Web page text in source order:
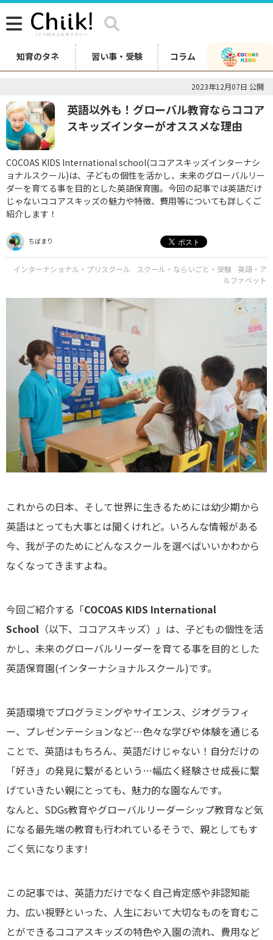
知育のタネ 習い事・受験 コラム
2023年12月07日 公開
英語以外も！グローバル教育ならココア
スキッズインターがオススメな理由
COCOAS KIDS International school(ココアスキッズインターナシ
ョナルスクール)は、子どもの個性を活かし、未来のグローバルリー
ダーを育てる事を目的とした英語保育園。今回の記事では英語だけ
じゃないココアスキッズの魅力や特徴、費用等についても詳しくご
紹介します！
ちばまり
インターナショナル・プリスクール スクール・ならいごと・受験
英語・ア
ルファベット
これからの日本、そして世界に生きるためには幼少期から
英語はとっても大事とは聞くけれど。いろんな情報がある
今、我が子のためにどんなスクールを選べばいいかわから
なくなってきますよね。
今回ご紹介する「COCOAS KIDS International
School （以下、ココアスキッズ）」は、子どもの個性を活
かし、未来のグローバルリーダーを育てる事を目的とした
英語保育園(インターナショナルスクール)です。
英語環境でプログラミングやサイエンス、ジオグラフィ
ー、プレゼンテーションなど…色々な学びや体験を通じる
ことで、英語はもちろん、英語だけじゃない！自分だけの
「好き」の発見に繋がるという…幅広く経験させ成長に繋
げていきたい親にとっても、魅力的な園なんです。
なんと、SDGs教育やグローバルリーダーシップ教育など気
になる最先端の教育も行われているそうで、親としてもす
ごく気になります!
この記事では、英語力だけでなく自己肯定感や非認知能
力、広い視野といった、人生において大切なものを育むこ
とができるココアスキッズの特色や入園の流れ、費用など